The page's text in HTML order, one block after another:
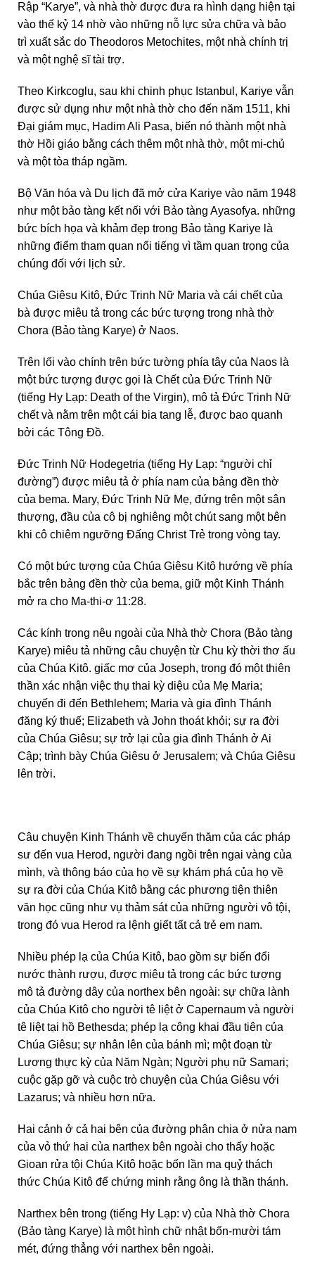
Rập “Karye”, và nhà thờ được đưa ra hình dạng hiện tại
vào thế kỷ 14 nhờ vào những nỗ lực sửa chữa và bảo
trì xuất sắc do Theodoros Metochites, một nhà chính trị
và một nghệ sĩ tài trợ.
Theo Kirkcoglu, sau khi chinh phục Istanbul, Kariye vẫn
được sử dụng như một nhà thờ cho đến năm 1511, khi
Đại giám mục, Hadim Ali Pasa, biến nó thành một nhà
thờ Hồi giáo bằng cách thêm một nhà thờ, một mi-chủ
và một tòa tháp ngầm.
Bộ Văn hóa và Du lịch đã mở cửa Kariye vào năm 1948
như một bảo tàng kết nối với Bảo tàng Ayasofya. những
bức bích họa và khảm đẹp trong Bảo tàng Kariye là
những điểm tham quan nổi tiếng vì tầm quan trọng của
chúng đối với lịch sử.
Chúa Giêsu Kitô, Đức Trinh Nữ Maria và cái chết của
bà được miêu tả trong các bức tượng trong nhà thờ
Chora (Bảo tàng Karye) ở Naos.
Trên lối vào chính trên bức tường phía tây của Naos là
một bức tượng được gọi là Chết của Đức Trinh Nữ
(tiếng Hy Lạp: Death of the Virgin), mô tả Đức Trinh Nữ
chết và nằm trên một cái bia tang lễ, được bao quanh
bởi các Tông Đồ.
Đức Trinh Nữ Hodegetria (tiếng Hy Lạp: “người chỉ
đường”) được miêu tả ở phía nam của bảng đền thờ
của bema. Mary, Đức Trinh Nữ Mẹ, đứng trên một sân
thượng, đầu của cô bị nghiêng một chút sang một bên
khi cô chiêm ngưỡng Đấng Christ Trẻ trong vòng tay.
Có một bức tượng của Chúa Giêsu Kitô hướng về phía
bắc trên bảng đền thờ của bema, giữ một Kinh Thánh
mở ra cho Ma-thi-ơ 11:28.
Các kính trong nêu ngoài của Nhà thờ Chora (Bảo tàng
Karye) miêu tả những câu chuyện từ Chu kỳ thời thơ ấu
của Chúa Kitô. giấc mơ của Joseph, trong đó một thiên
thần xác nhận việc thụ thai kỳ diệu của Mẹ Maria;
chuyến đi đến Bethlehem; Maria và gia đình Thánh
đăng ký thuế; Elizabeth và John thoát khỏi; sự ra đời
của Chúa Giêsu; sự trở lại của gia đình Thánh ở Ai
Cập; trình bày Chúa Giêsu ở Jerusalem; và Chúa Giêsu
lên trời.
Câu chuyện Kinh Thánh về chuyến thăm của các pháp
sư đến vua Herod, người đang ngồi trên ngai vàng của
mình, và thông báo của họ về sự khám phá của họ về
sự ra đời của Chúa Kitô bằng các phương tiện thiên
văn học cũng như vụ thảm sát của những người vô tội,
trong đó vua Herod ra lệnh giết tất cả trẻ em nam.
Nhiều phép lạ của Chúa Kitô, bao gồm sự biến đổi
nước thành rượu, được miêu tả trong các bức tượng
mô tả đường dây của northex bên ngoài: sự chữa lành
của Chúa Kitô cho người tê liệt ở Capernaum và người
tê liệt tại hồ Bethesda; phép lạ công khai đầu tiên của
Chúa Giêsu; sự nhân lên của bánh mì; một đoạn từ
Lương thực kỳ của Năm Ngàn; Người phụ nữ Samari;
cuộc gặp gỡ và cuộc trò chuyện của Chúa Giêsu với
Lazarus; và nhiều hơn nữa.
Hai cảnh ở cả hai bên của đường phân chia ở nửa nam
của vỏ thứ hai của narthex bên ngoài cho thấy hoặc
Gioan rửa tội Chúa Kitô hoặc bốn lần ma quỷ thách
thức Chúa Kitô để chứng minh rằng ông là thần thánh.
Narthex bên trong (tiếng Hy Lạp: v) của Nhà thờ Chora
(Bảo tàng Karye) là một hình chữ nhật bốn-mười tám
mét, đứng thẳng với narthex bên ngoài.